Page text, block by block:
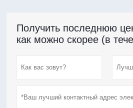
Получить последнюю
как можно скорее (в